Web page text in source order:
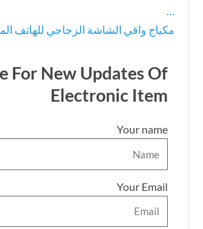
…
مكياج واقي الشاشة الزجاجي للهاتف
For New Updates Of
Electronic Item
Your name
Your Email